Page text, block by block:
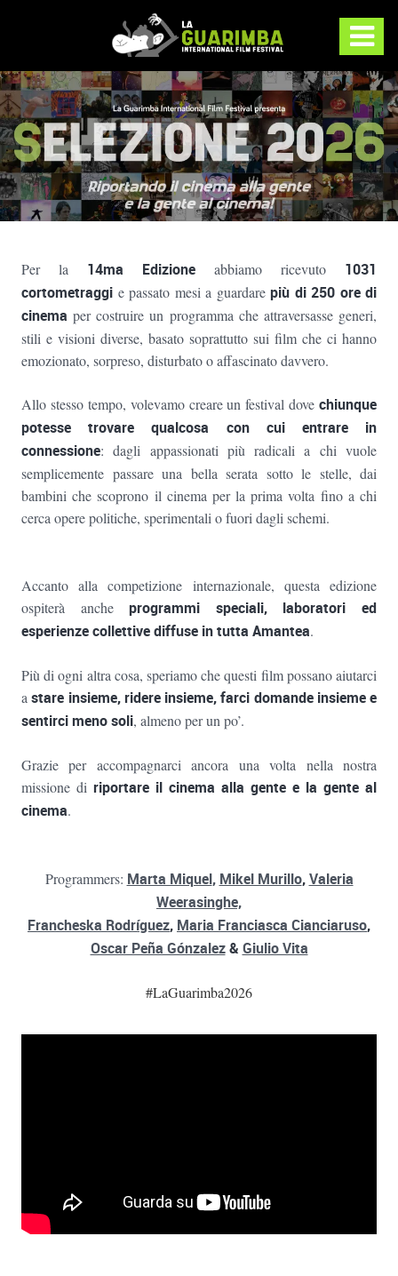
Per la 14ma Edizione abbiamo ricevuto 1031
cortometraggi e passato mesi a guardare più di 250 ore di
cinema per costruire un programma che attraversasse generi,
stili e visioni diverse, basato soprattutto sui film che ci hanno
emozionato, sorpreso, disturbato o affascinato davvero.
Allo stesso tempo, volevamo creare un festival dove chiunque
potesse trovare qualcosa con cui entrare in
connessione: dagli appassionati più radicali a chi vuole
semplicemente passare una bella serata sotto le stelle, dai
bambini che scoprono il cinema per la prima volta fino a chi
cerca opere politiche, sperimentali o fuori dagli schemi.
Accanto alla competizione internazionale, questa edizione
ospiterà ancheprogrammi speciali, laboratori ed
esperienze collettive diffuse in tutta Amantea.
Più di ogni altra cosa, speriamo che questi film possano aiutarci
astare insieme, ridere insieme, farci domande insieme e
sentirci meno soli, almeno per un po’.
Grazie per accompagnarci ancora una volta nella nostra
missione di riportare il cinema alla gente e la gente al
cinema.
Programmers: Marta Miquel, Mikel Murillo,Valeria
Weerasinghe,
Francheska Rodríguez, Maria Franciasca Cianciaruso,
Oscar Peña Gónzalez& Giulio Vita
#LaGuarimba2026